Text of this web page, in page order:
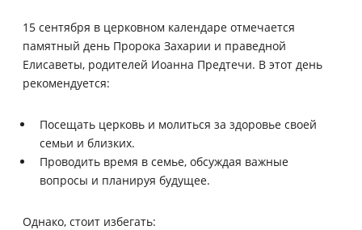
15 сентября в церковном календаре отмечается
памятный день Пророка Захарии и праведной
Елисаветы, родителей Иоанна Предтечи. В этот день
рекомендуется:
Посещать церковь и молиться за здоровье своей
семьи и близких.
Проводить время в семье, обсуждая важные
вопросы и планируя будущее.
Однако, стоит избегать: